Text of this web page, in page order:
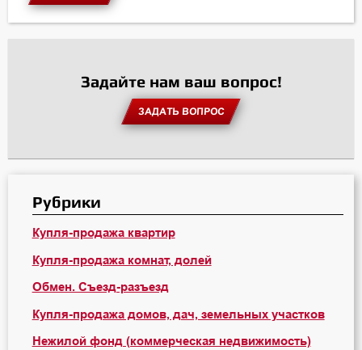
Задайте нам ваш вопрос!
ЗАДАТЬ ВОПРОС
Рубрики
Купля-продажа квартир
Купля-продажа комнат, долей
Обмен. Съезд-разъезд
Купля-продажа домов, дач, земельных участков
Нежилой фонд (коммерческая недвижимость)